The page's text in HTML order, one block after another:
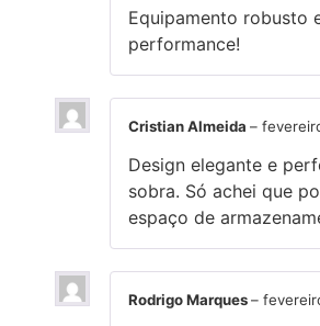
Equipamento robusto
performance!
Cristian Almeida –
Design elegante e
sobra. Só achei que
espaço de
Rodrigo Marques–